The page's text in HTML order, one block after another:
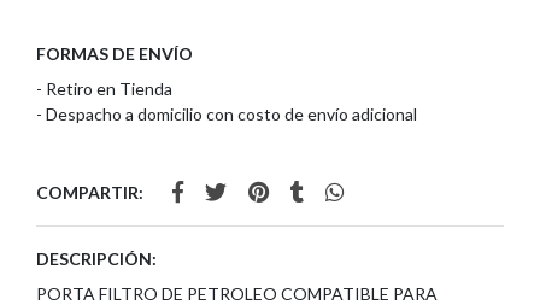
FORMAS DE ENVÍO
- Retiro en Tienda
- Despacho a domicilio con costo de envío adicional
COMPARTIR:
DESCRIPCIÓN:
PORTA FILTRO DE PETROLEO COMPATIBLE PARA